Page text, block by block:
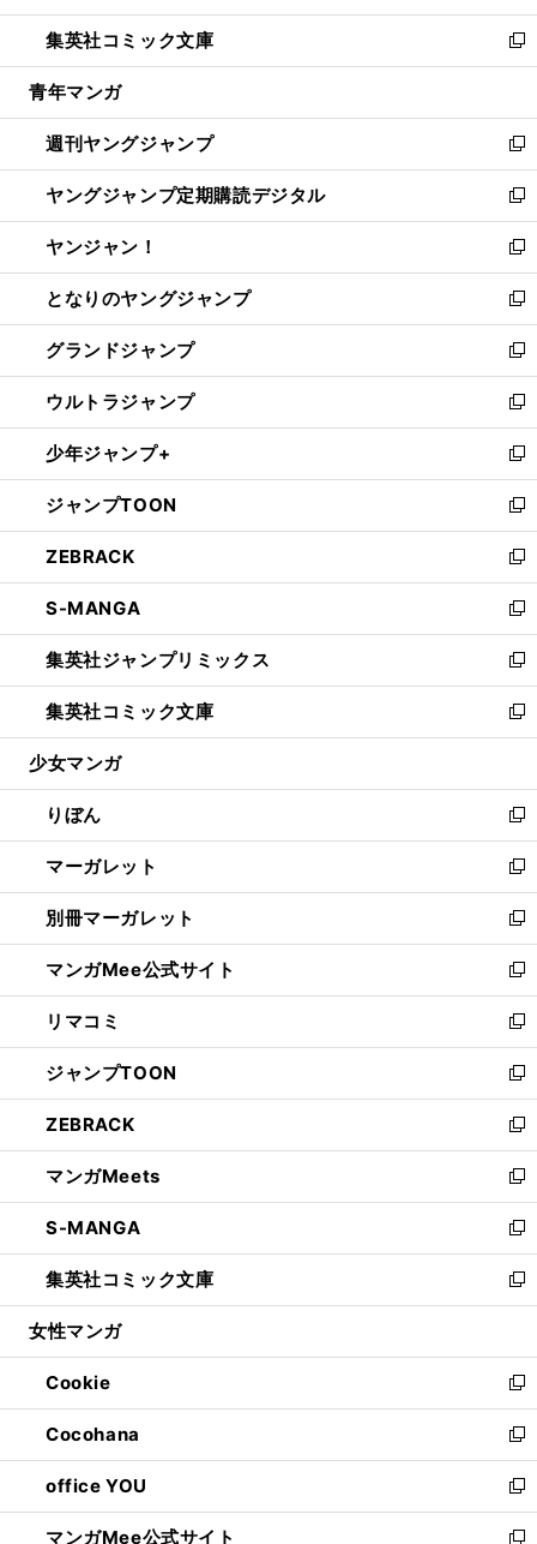
開
く
ウ
で
開
ン
ド
ウ
開
く
ウ
ィ
ン
ウ
で
開
く
し
い
ウ
ン
ド
ウ
で
開
く
集英社コミック文庫
新
し
ウ
ィ
ン
ド
ウ
で
開
く
青年マンガ
週刊ヤングジャンプ
新
し
い
ウ
ィ
ン
ド
ウ
で
開
く
ヤングジャンプ定期購読デジタル
新
し
い
ウ
ィ
ン
ド
ウ
で
開
く
ヤンジャン！
新
し
い
ウ
ィ
ン
ド
ウ
で
開
く
となりのヤングジャンプ
新
し
い
ウ
ィ
ン
ド
ウ
で
開
く
グランドジャンプ
新
し
い
ウ
ィ
ン
ド
ウ
で
開
く
ウルトラジャンプ
新
し
い
ウ
ィ
ン
ド
ウ
で
開
く
少年ジャンプ+
新
し
い
ウ
ィ
ン
ド
ウ
で
開
く
ジャンプTOON
新
し
い
ウ
ィ
ン
ド
ウ
で
開
ZEBRACK
新
し
い
ウ
ィ
ン
ド
ウ
開
く
S-MANGA
新
し
い
ウ
ィ
ン
ウ
で
開
く
集英社ジャンプリミックス
新
し
い
ウ
ン
ド
ウ
で
開
く
集英社コミック文庫
新
し
ウ
ィ
ン
ド
ウ
で
開
く
少女マンガ
りぼん
新
し
い
ウ
ィ
ン
ド
ウ
で
開
く
マーガレット
新
し
い
ウ
ィ
ン
ド
ウ
で
開
く
別冊マーガレット
新
し
い
ウ
ィ
ン
ド
ウ
で
開
く
マンガMee公式サイト
新
し
い
ウ
ィ
ン
ド
ウ
で
開
く
リマコミ
新
し
い
ウ
ィ
ン
ド
ウ
で
開
く
ジャンプTOON
新
し
い
ウ
ィ
ン
ド
ウ
で
開
ZEBRACK
新
し
い
ウ
ィ
ン
ド
ウ
開
く
マンガMeets
新
し
い
ウ
ィ
ン
ウ
で
開
く
S-MANGA
新
し
い
ウ
ン
ド
ウ
で
開
く
集英社コミック文庫
新
し
ウ
ィ
ン
ド
ウ
で
開
く
女性マンガ
Cookie
新
し
い
ウ
ィ
ン
ド
Cocohana
新
し
い
ウ
office YOU
新
し
マンガMee公式サイト